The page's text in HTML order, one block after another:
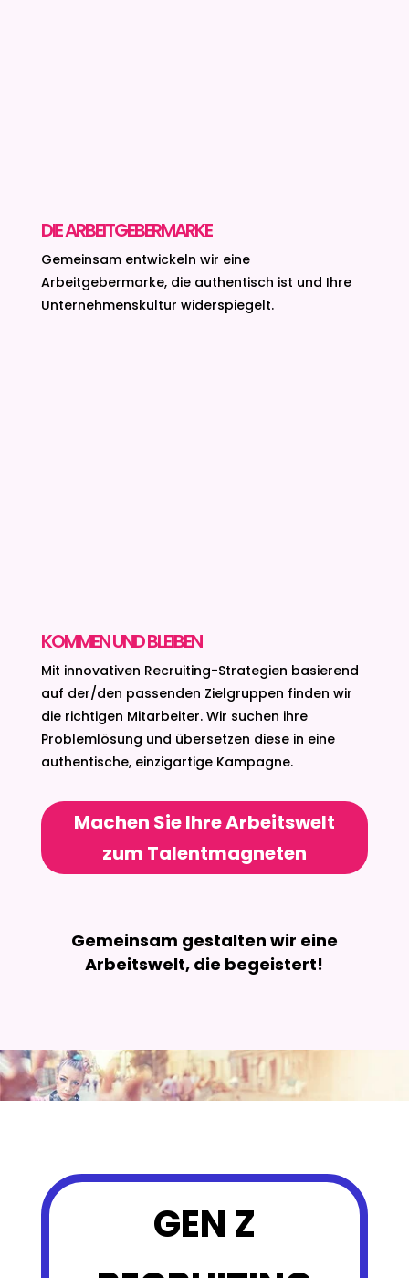
DIE ARBEITGEBERMARKE
Gemeinsam entwickeln wir eine
Arbeitgebermarke,die authentisch ist und Ihre
Unternehmenskultur widerspiegelt.
KOMMEN UND BLEIBEN
Mit innovativen Recruiting-Strategien basierend
auf der/den passenden Zielgruppen finden wir
die richtigen Mitarbeiter. Wir suchen ihre
Problemlösung und übersetzen diese in eine
authentische, einzigartige Kampagne.
Machen Sie Ihre Arbeitswelt
zum Talentmagneten
Gemeinsam gestalten wir eine
Arbeitswelt, die begeistert!
GEN Z